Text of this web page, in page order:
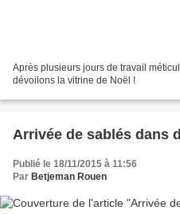
Après plusieurs jours de travail
dévoilons la vitrine de Noël !
Arrivée de sablés dans
Publié le 18/11/2015 à 11:56
Par Betjeman Rouen